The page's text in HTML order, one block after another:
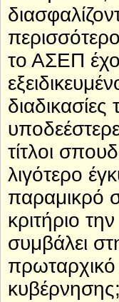
το ΑΣΕΠ
τίτλοι
λιγότερο
παραμικρό
κριτήριο
συμβάλει
πρωταρχικό